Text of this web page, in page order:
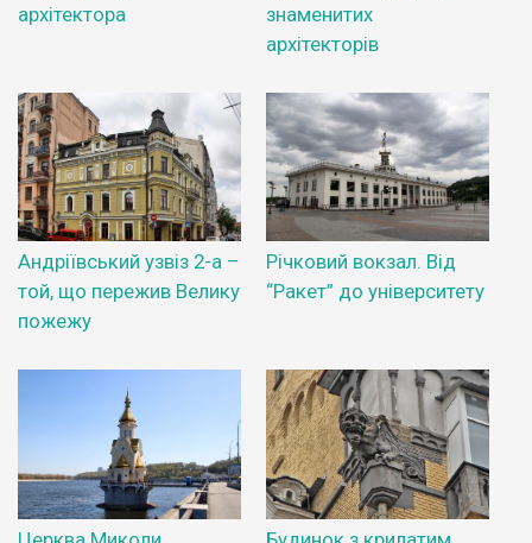
архітектора
знаменитих
архітекторів
Андріївський узвіз 2-а –
той, що пережив Велику
пожежу
Річковий вокзал. Від
“Ракет” до університету